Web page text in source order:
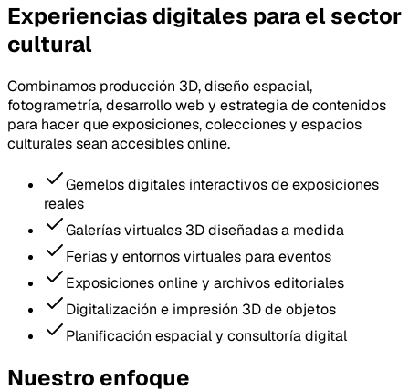
Experiencias digitales para el sector
cultural
Combinamos producción 3D, diseño espacial,
fotogrametría, desarrollo web y estrategia de contenidos
para hacer que exposiciones, colecciones y espacios
culturales sean accesibles online.
Gemelos digitales interactivos de exposiciones
reales
Galerías virtuales 3D diseñadas a medida
Ferias y entornos virtuales para eventos
Exposiciones online y archivos editoriales
Digitalización e impresión 3D de objetos
Planificación espacial y consultoría digital
Nuestro enfoque